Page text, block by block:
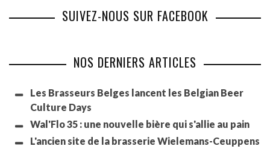
SUIVEZ-NOUS SUR FACEBOOK
NOS DERNIERS ARTICLES
Les Brasseurs Belges lancent les Belgian Beer
Culture Days
Wal'Flo 35 : une nouvelle bière qui s'allie au pain
L'ancien site de la brasserie Wielemans-Ceuppens